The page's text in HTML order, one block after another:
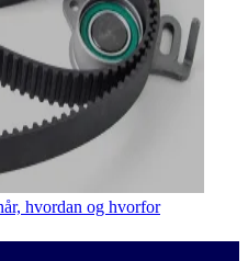
hvordan og hvorfor